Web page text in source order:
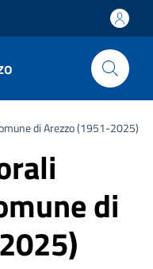
di Arezzo (1951-2025)
di